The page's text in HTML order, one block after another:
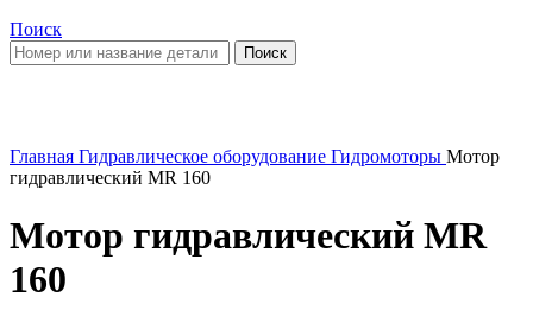
Поиск
Поиск
Главная Гидравлическое оборудование Гидромоторы Мотор
гидравлический MR 160
Мотор гидравлический MR
160